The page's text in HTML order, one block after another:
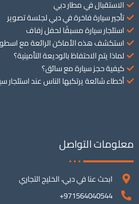
الاستقبال في مطار دبي
تأجير سيارة فاخرة في دبي لجلسة تصوير
استئجار سيارة مسبقًا لحفل زفاف
استكشف هذه الأماكن الرائعة مع
لماذا يتم الاحتفاظ بالوديعة التأمينية؟
كيفية حجز سيارة مع سائق؟
أخطاء شائعة يرتكبها الناس عند استئجار
معلومات التواصل
ابحث عنا في دبي، الخليج التجاري
971564040544+